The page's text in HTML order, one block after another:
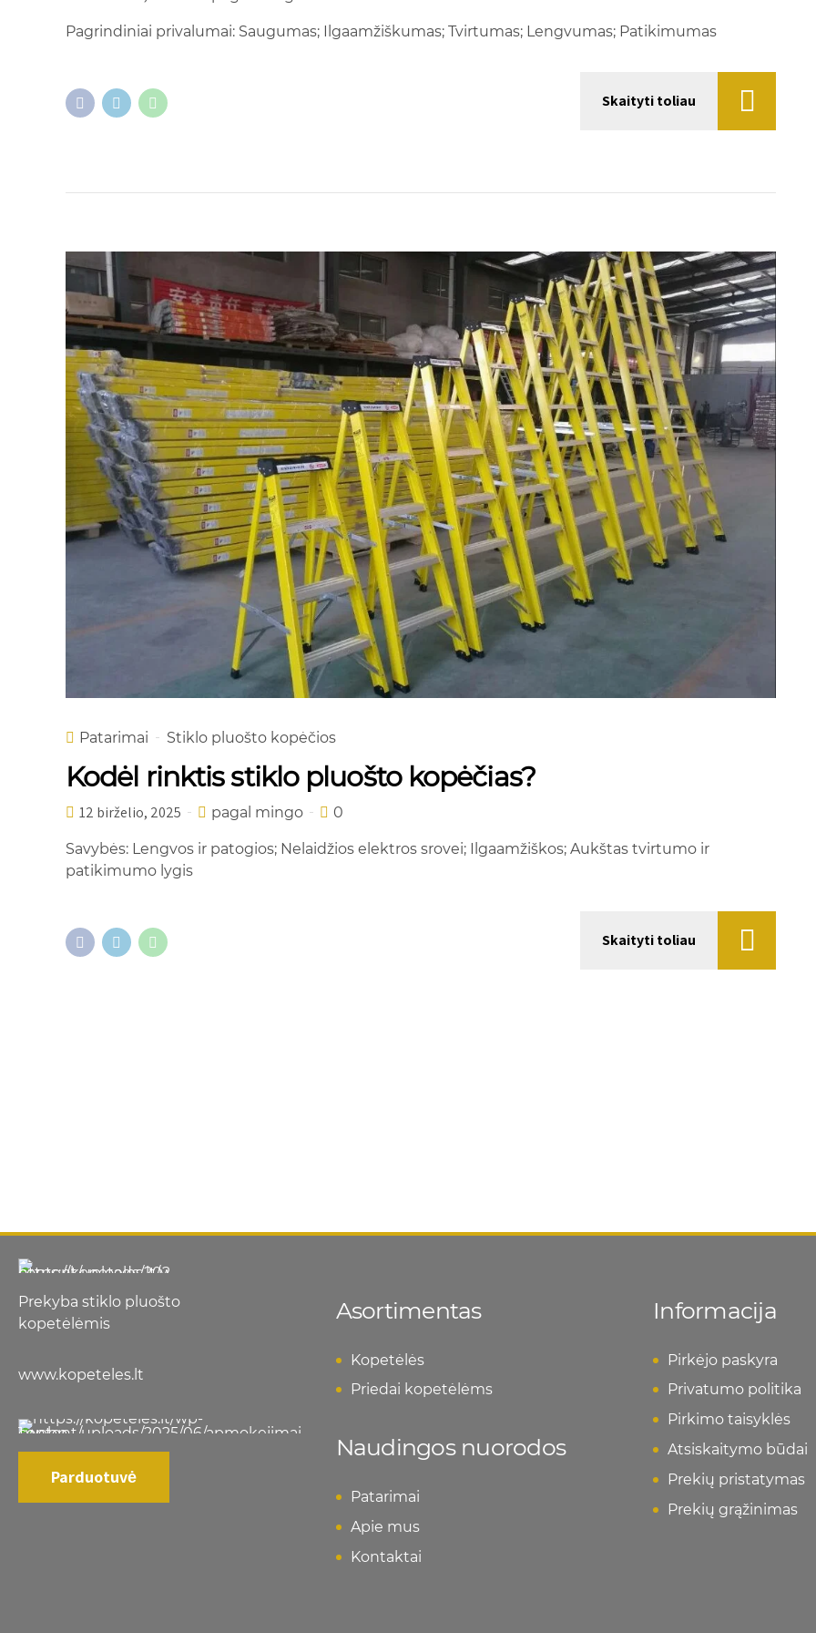
Pagrindiniai privalumai: Saugumas; Ilgaamžiškumas; Tvirtumas; Lengvumas; Patikimumas
Skaityti toliau
Patarimai Stiklo pluošto kopėčios
Kodėl rinktis stiklo pluošto kopėčias?
12 birželio, 2025 pagal mingo 0
Savybės: Lengvos ir patogios; Nelaidžios elektros srovei; Ilgaamžiškos; Aukštas tvirtumo ir
patikimumo lygis
Skaityti toliau
Prekyba stiklo pluošto
kopetėlėmis
www.kopeteles.lt
Parduotuvė
Asortimentas
Kopetėlės
Priedai kopetėlėms
Naudingos nuorodos
Patarimai
Apie mus
Kontaktai
Informacija
Pirkėjo paskyra
Privatumo politika
Pirkimo taisyklės
Atsiskaitymo būdai
Prekių pristatymas
Prekių grąžinimas